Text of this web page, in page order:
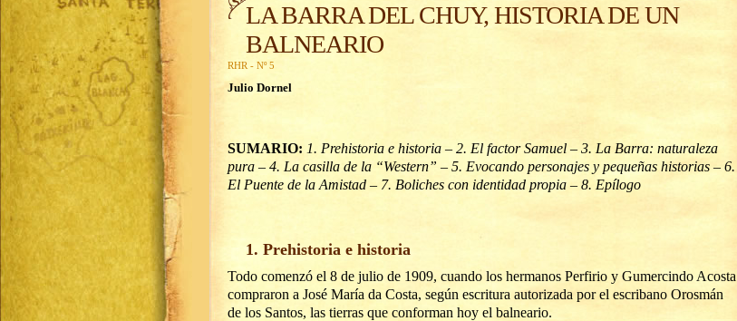
LA BARRA DEL CHUY, HISTORIA DE UN
BALNEARIO
RHR - Nº 5
Julio Dornel
SUMARIO: 1. Prehistoria e historia – 2. El factor Samuel – 3. La Barra: naturaleza
pura – 4. La casilla de la “Western” – 5. Evocando personajes y pequeñas historias – 6.
El Puente de la Amistad – 7. Boliches con identidad propia – 8. Epílogo
1. Prehistoria e historia
Todo comenzó el 8 de julio de 1909, cuando los hermanos Perfirio y Gumercindo Acosta
compraron a José María da Costa, según escritura autorizada por el escribano Orosmán
de los Santos, las tierras que conforman hoy el balneario.